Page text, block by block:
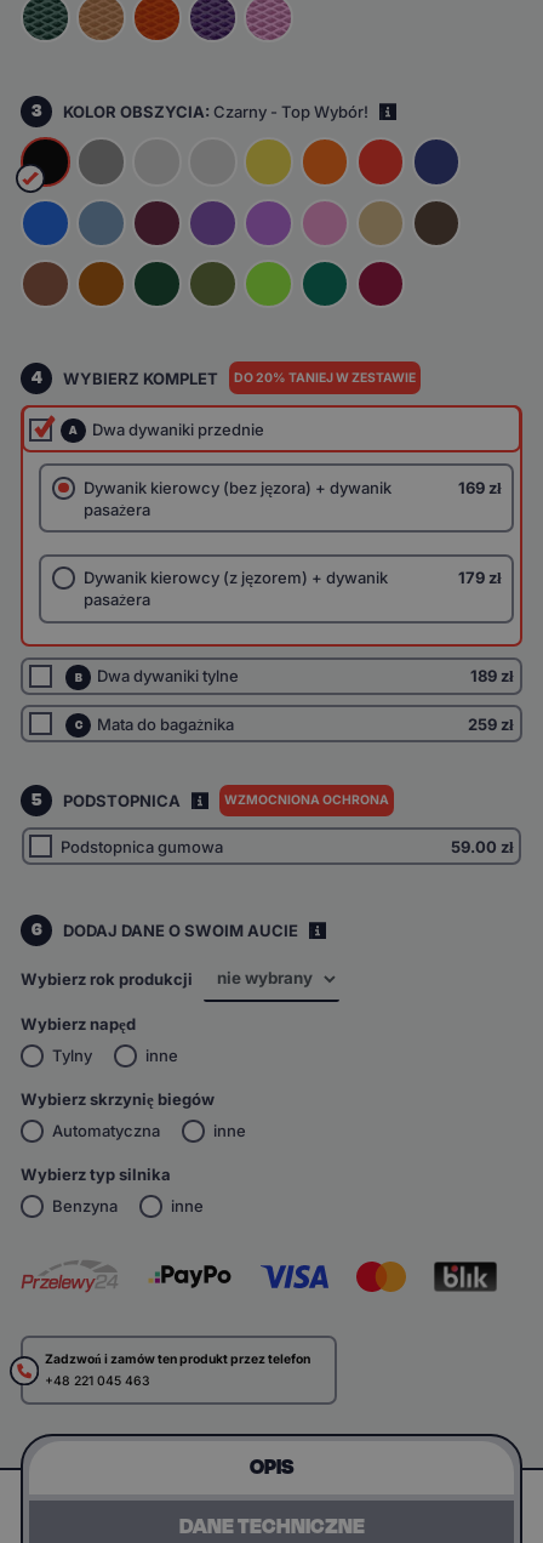
3 KOLOR OBSZYCIA:Czarny - Top Wybór!
4 WYBIERZ KOMPLET DO 20% TANIEJ W ZESTAWIE
A Dwa dywaniki przednie
Dywanik kierowcy (bez jęzora) + dywanik
pasażera
169 zł
Dywanik kierowcy (z jęzorem) + dywanik
pasażera
179 zł
B Dwa dywaniki tylne 189 zł
C Mata do bagażnika 259 zł
5 PODSTOPNICA WZMOCNIONA OCHRONA
Podstopnica gumowa 59.00 zł
6 DODAJ DANE O SWOIM AUCIE
Wybierz rok produkcji
Wybierz napęd
Tylny
inne
Wybierz skrzynię biegów
Automatyczna
inne
Wybierz typ silnika
Benzyna
inne
Zadzwoń i zamów ten produkt przez telefon
+48 221 045 463
OPIS
DANE TECHNICZNE